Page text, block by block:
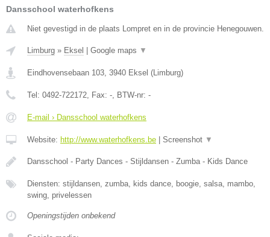
Dansschool waterhofkens
Niet gevestigd in de plaats Lompret en in de provincie Henegouwen.
Limburg » Eksel Google maps ▼
Eindhovensebaan 103, 3940 Eksel (Limburg)
Tel: 0492-722172, Fax: -, BTW-nr: -
E-mail › Dansschool waterhofkens
Website: http://www.waterhofkens.be Screenshot ▼
Dansschool - Party Dances - Stijldansen - Zumba - Kids Dance
Diensten: stijldansen, zumba, kids dance, boogie, salsa, mambo,
swing, privelessen
Openingstijden onbekend